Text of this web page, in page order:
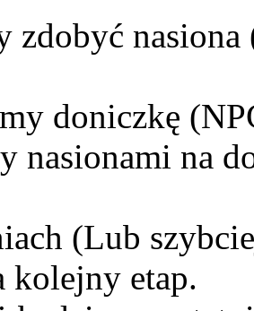
zdobyć
doniczkę
nasionami na
(Lub
kolejny etap.